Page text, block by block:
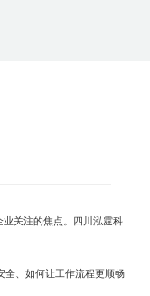
关注的焦点。四川泓霆科
全、如何让工作流程更顺畅